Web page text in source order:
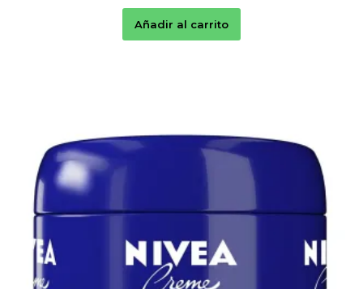
Añadir al carrito